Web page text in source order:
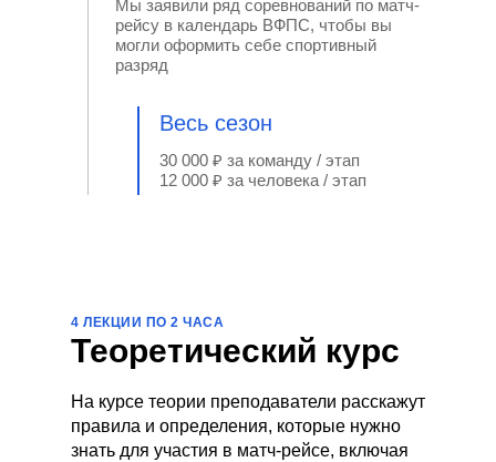
Весь сезон
Мы заявили ряд соревнований по матч-
рейсу в календарь ВФПС, чтобы вы
могли оформить себе спортивный
разряд
30 000 ₽ за команду / этап
12 000 ₽ за человека / этап
Теоретический курс
На курсе теории преподаватели расскажут
правила и определения, которые нужно
знать для участия в матч-рейсе, включая
4 ЛЕКЦИИ ПО 2 ЧАСА